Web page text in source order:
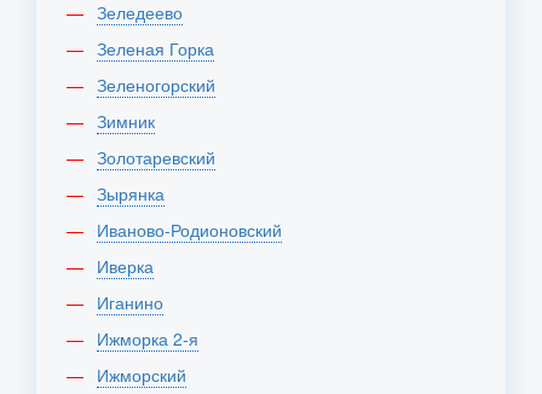
Зеледеево
Зеленая Горка
Зеленогорский
Зимник
Золотаревский
Зырянка
Иваново-Родионовский
Иверка
Иганино
Ижморка 2-я
Ижморский